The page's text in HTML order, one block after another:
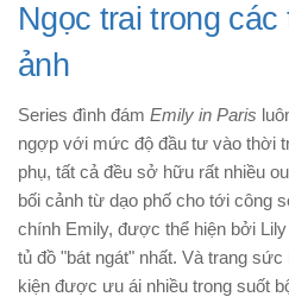
Ngọc trai trong các
ảnh
Series đình đám Emily in Paris
ngợp với mức độ đầu tư vào thời
phụ, tất cả đều sở hữu rất nhiều
bối cảnh từ dạo phố cho tới công
chính Emily, được thể hiện bởi
tủ đồ "bát ngát" nhất. Và trang
kiện được ưu ái nhiều trong suốt